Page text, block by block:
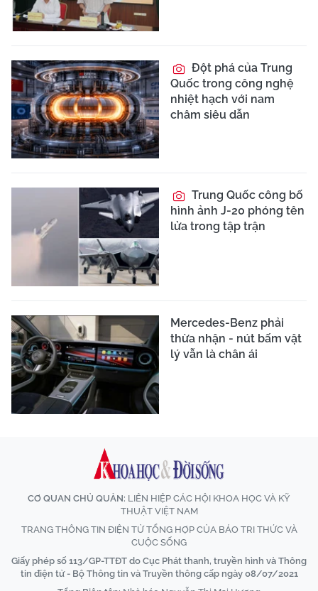
Đột phá của Trung
Quốc trong công nghệ
nhiệt hạch với nam
châm siêu dẫn
Trung Quốc công bố
hình ảnh J-20 phóng tên
lửa trong tập trận
Mercedes-Benz phải
thừa nhận - nút bấm vật
lý vẫn là chân ái
CƠ QUAN CHỦ QUẢN: LIÊN HIỆP CÁC HỘI KHOA HỌC VÀ KỸ
THUẬT VIỆT NAM
TRANG THÔNG TIN ĐIỆN TỬ TỔNG HỢP CỦA BÁO TRI THỨC VÀ
CUỘC SỐNG
Giấy phép số 113/GP-TTĐT do Cục Phát thanh, truyền hình và Thông
tin điện tử - Bộ Thông tin và Truyền thông cấp ngày 08/07/2021